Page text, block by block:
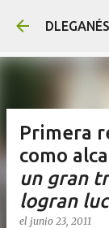
DLEGANÉS
Primera
como
un gran
logran
el junio 23, 2011